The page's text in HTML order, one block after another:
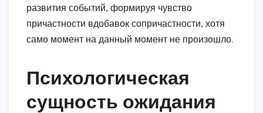
развития событий, формируя чувство
причастности вдобавок сопричастности, хотя
само момент на данный момент не произошло.
Психологическая
сущность ожидания